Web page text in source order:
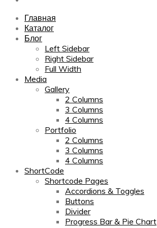
Главная
Каталог
Блог
Left Sidebar
Right Sidebar
Full Width
Media
Gallery
2 Columns
3 Columns
4 Columns
Portfolio
2 Columns
3 Columns
4 Columns
ShortCode
Shortcode Pages
Accordions & Toggles
Buttons
Divider
Progress Bar & Pie Chart